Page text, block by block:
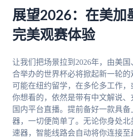
展望2026：在美加
完美观赛体验
让我们把场景拉到2026年，由美
合举办的世界杯必将掀起新一轮
可能在纽约留学，在多伦多工作，
你想看的，依然是带有中文解说
国内平台直播。提前备好一款具
器，一切便简单了。无论你身处北
速器，智能线路会自动将你连接